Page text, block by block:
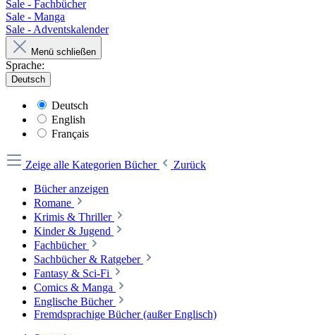
Sale - Fachbücher
Sale - Manga
Sale - Adventskalender
Menü schließen
Sprache:
Deutsch
Deutsch
English
Français
Zeige alle Kategorien Bücher
Zurück
Bücher anzeigen
Romane
Krimis & Thriller
Kinder & Jugend
Fachbücher
Sachbücher & Ratgeber
Fantasy & Sci-Fi
Comics & Manga
Englische Bücher
Fremdsprachige Bücher (außer Englisch)